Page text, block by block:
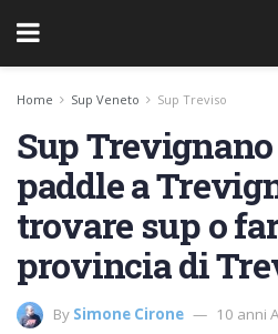
Home Sup Veneto Sup Treviso
Sup
paddle a
trovare sup o
provincia di
By Simone Cirone 10 anni